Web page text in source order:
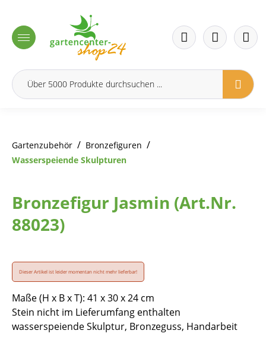
Gartenzubehör / Bronzefiguren /
Wasserspeiende Skulpturen
Bronzefigur Jasmin (Art.Nr.
88023)
Dieser Artikel ist leider momentan nicht mehr lieferbar!
Maße (H x B x T): 41 x 30 x 24 cm
Stein nicht im Lieferumfang enthalten
wasserspeiende Skulptur, Bronzeguss, Handarbeit